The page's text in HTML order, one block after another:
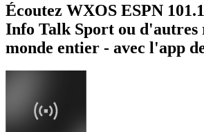
Écoutez WXOS ESPN
Info Talk Sport ou d'autres
monde entier - avec l'app